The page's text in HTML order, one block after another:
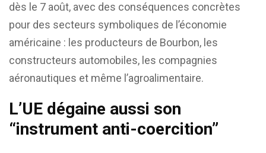
dès le 7 août, avec des conséquences concrètes
pour des secteurs symboliques de l’économie
américaine : les producteurs de Bourbon, les
constructeurs automobiles, les compagnies
aéronautiques et même l’agroalimentaire.
L’UE dégaine aussi son
“instrument anti-coercition”